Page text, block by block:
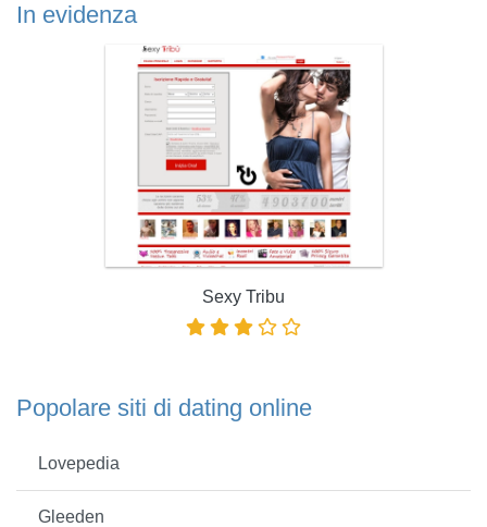
In evidenza
Sexy Tribu
Popolare siti di dating online
Lovepedia
Gleeden